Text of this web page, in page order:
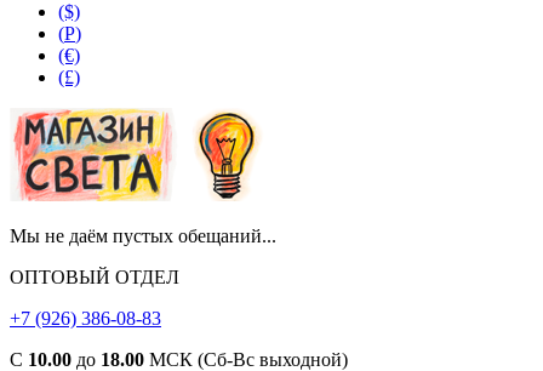
($)
(Р)
(€)
(£)
Мы не даём пустых обещаний...
ОПТОВЫЙ ОТДЕЛ
+7 (926) 386-08-83
С 10.00 до 18.00 МСК (Сб-Вс выходной)